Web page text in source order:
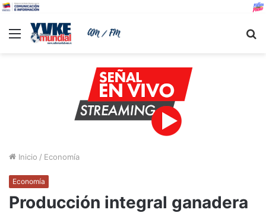
Menu
Inicio / Economía
Economía
Producción integral ganadera